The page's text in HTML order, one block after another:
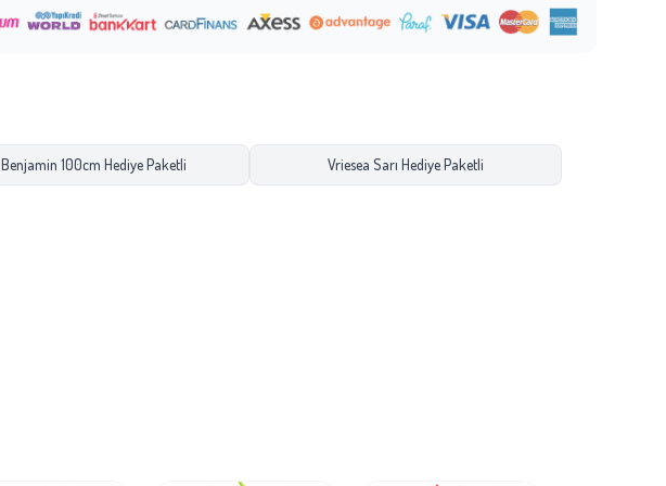
Benjamin 100cm Hediye Paketli Vriesea Sarı Hediye Paketli